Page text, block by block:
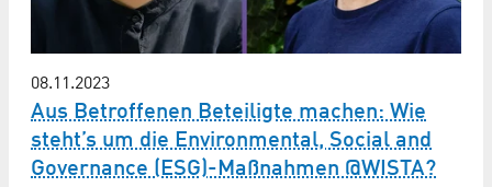
08.11.2023
Aus Betroffenen Beteiligte machen: Wie
steht’s um die Environmental, Social and
Governance (ESG)-Maßnahmen @WISTA?